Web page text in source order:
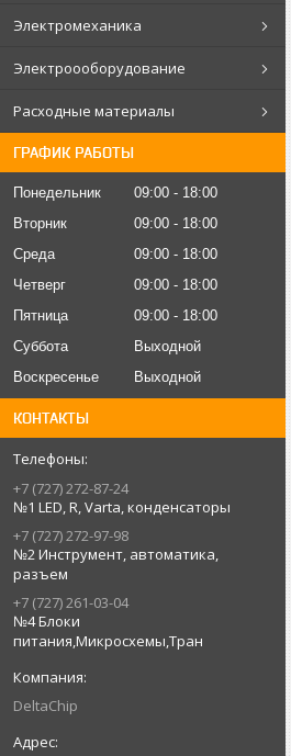
Электромеханика
Электроооборудование
Расходные материалы
ГРАФИК РАБОТЫ
Понедельник 09:00
18:00
Вторник
09:00
18:00
Среда
09:00
18:00
Четверг
09:00
18:00
Пятница
09:00
18:00
Суббота
Выходной
Воскресенье
Выходной
КОНТАКТЫ
+7 (727) 272-87-24
№1 LED, R, Varta, конденсаторы
+7 (727) 272-97-98
№2 Инструмент, автоматика,
разъем
+7 (727) 261-03-04
№4 Блоки
питания,Микросхемы,Тран
DeltaChip